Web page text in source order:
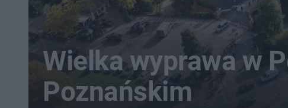
Wielka wyprawa w
Poznańskim